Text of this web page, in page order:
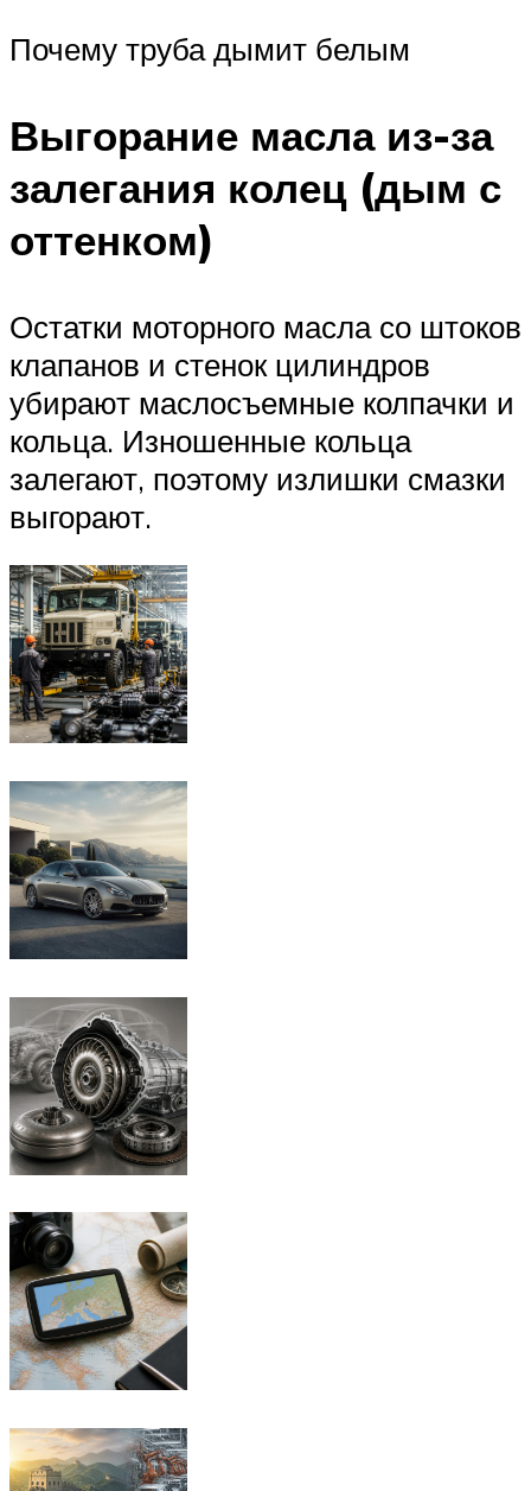
Почему труба дымит белым
Выгорание масла из-за
залегания колец (дым с
оттенком)
Остатки моторного масла со штоков
клапанов и стенок цилиндров
убирают маслосъемные колпачки и
кольца. Изношенные кольца
залегают, поэтому излишки смазки
выгорают.